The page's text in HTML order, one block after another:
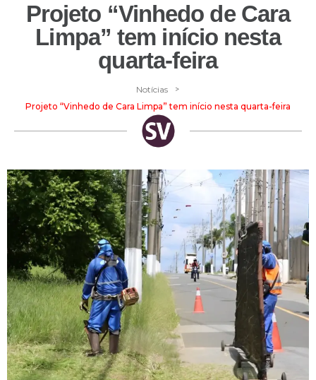
Projeto “Vinhedo de Cara
Limpa” tem início nesta
quarta-feira
Notícias >
Projeto “Vinhedo de Cara Limpa” tem início nesta quarta-feira